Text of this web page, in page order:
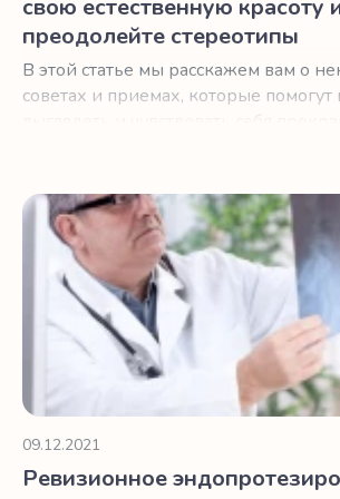
свою естественную красоту
преодолейте стереотипы
В этой статье мы расскажем вам о
советах и приемах, которые помогут
Ревизионное эндопротезирование
09.12.2021
Ревизионное